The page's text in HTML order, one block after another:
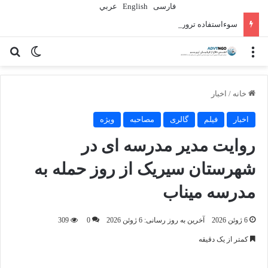
فارسی English
عربي
سوءاستفاده تروریست‌ها از زنان به عنوان سلاح
تغییر منو
خانه / اخبار
اخبار فیلم گالری مصاحبه ویژه
روایت مدیر مدرسه ای در
شهرستان سیریک از روز حمله به
مدرسه میناب
6 ژوئن 2026 آخرین به روز رسانی: 6 ژوئن 2026 0
309
کمتر از یک دقیقه